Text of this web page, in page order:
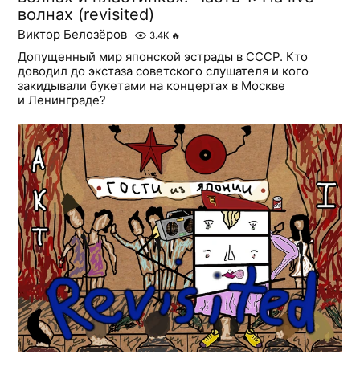
волнах (revisited)
Виктор Белозёров 3.4K 🔥
Допущенный мир японской эстрады в СССР. Кто
доводил до экстаза советского слушателя и кого
закидывали букетами на концертах в Москве
и Ленинграде?